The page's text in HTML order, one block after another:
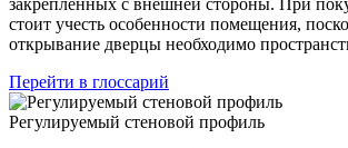
стоит учесть особенности помещения,
открывание дверцы необходимо
Перейти в глоссарий
Регулируемый стеновой профиль